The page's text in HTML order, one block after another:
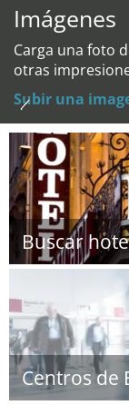
Imágenes
Carga una foto
otras
Subir una
Buscar
Centros de